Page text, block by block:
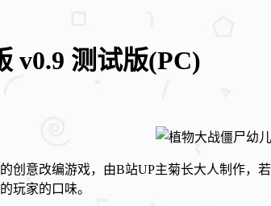
v0.9 测试版(PC)
创意改编游戏，由B站UP主菊长大人制作
玩家的口味。